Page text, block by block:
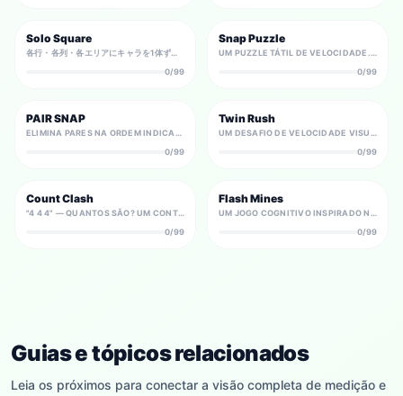
Solo Square
各行・各列・各エリアにキャラを1体ずつ。となり合わせ禁止の消去法で唯一の配置を導くロジックパズル。
0/99
Snap Puzzle
UM PUZZLE TÁTIL DE VELOCIDADE. MOVA, RODE E ENCAIXE PEÇAS — A SUA INTUIÇÃO E CONTROLO TORNAM-SE O SEU TEMPO.
0/99
PAIR SNAP
ELIMINA PARES NA ORDEM INDICADA — VELOCIDADE E MEMÓRIA DECIDEM O TEMPO.
0/99
Twin Rush
UM DESAFIO DE VELOCIDADE VISUAL EM QUE VOCÊ PRECISA ACHAR INSTANTANEAMENTE O ÚNICO PAR IDÊNTICO ESCONDIDO NO TABULEIRO.
0/99
Count Clash
"4 4 4" — QUANTOS SÃO? UM CONTRARRELÓGIO DE STROOP DE CONTAGEM: CONTENHA A LEITURA DO DÍGITO E RESPONDA COM A QUANTIDADE.
0/99
Flash Mines
UM JOGO COGNITIVO INSPIRADO NO CAMPO MINADO, DE RITMO RÁPIDO, ONDE OS NÚMEROS BRILHAM POR INSTANTES. MEMORIZE AS PISTAS, DEDUZA CASAS SEGURAS E LIMPE O TABULEIRO.
0/99
Guias e tópicos relacionados
Leia os próximos para conectar a visão completa de medição e